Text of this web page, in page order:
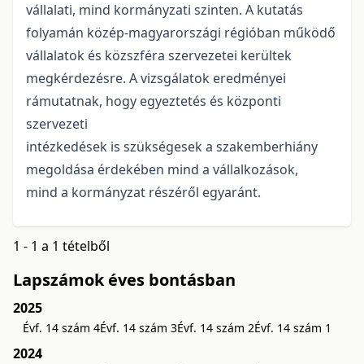
vállalati, mind kormányzati szinten. A kutatás
folyamán közép-magyarországi régióban működő
vállalatok és közszféra szervezetei kerültek
megkérdezésre. A vizsgálatok eredményei
rámutatnak, hogy egyeztetés és központi
szervezeti
intézkedések is szükségesek a szakemberhiány
megoldása érdekében mind a vállalkozások,
mind a kormányzat részéről egyaránt.
1 - 1 a 1 tételből
Lapszámok éves bontásban
2025
Évf. 14 szám 4Évf. 14 szám 3Évf. 14 szám 2Évf. 14 szám 1
2024